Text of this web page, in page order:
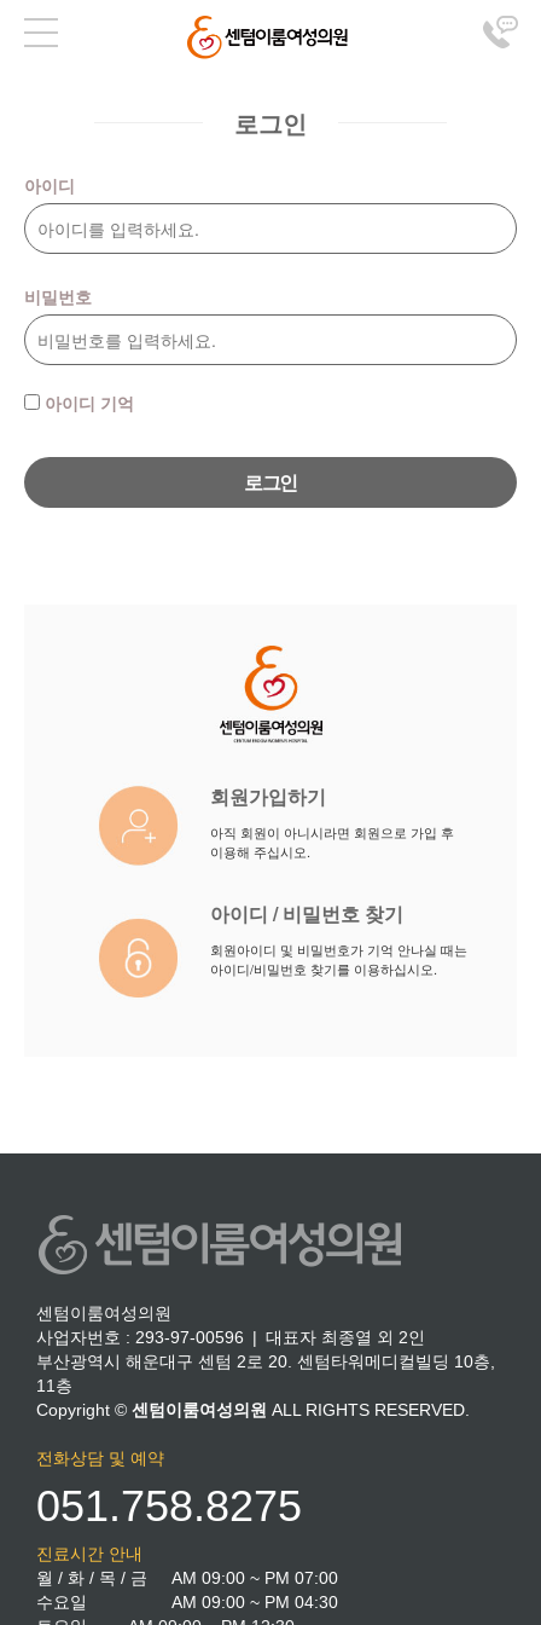
로그인
아이디
비밀번호
아이디 기억
회원가입하기
아직 회원이 아니시라면 회원으로 가입 후
이용해 주십시오.
아이디 / 비밀번호 찾기
회원아이디 및 비밀번호가 기억 안나실 때는
아이디/비밀번호 찾기를 이용하십시오.
센텀이룸여성의원
사업자번호 : 293-97-00596 | 대표자 최종열 외 2인
부산광역시 해운대구 센텀 2로 20. 센텀타워메디컬빌딩 10층,
11층
Copyright © 센텀이룸여성의원 ALL RIGHTS RESERVED.
전화상담 및 예약
051.758.8275
진료시간 안내
월 / 화 / 목 / 금
AM 09:00 ~ PM 07:00
수요일
AM 09:00 ~ PM 04:30